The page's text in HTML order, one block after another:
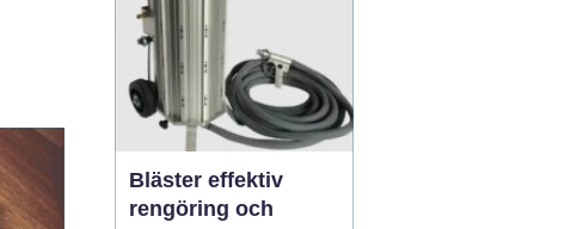
Bläster effektiv
rengöring och